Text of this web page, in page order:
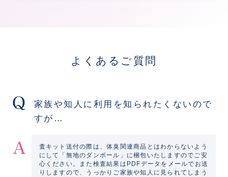
よくあるご質問
家族や知人に利用を知られたくないので
すが…
査キット送付の際は、体臭関連商品とはわからないよう
にして「無地のダンボール」に梱包いたしますのでご安
心ください。また検査結果はPDFデータをメールでお送
りしますので、うっかりご家族や知人に見られてしまう